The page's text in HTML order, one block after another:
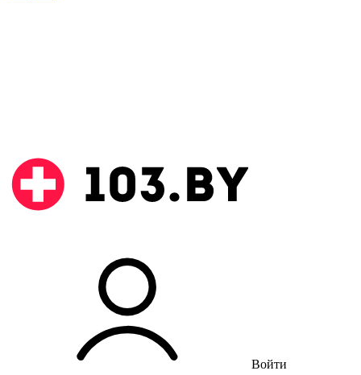
Войти